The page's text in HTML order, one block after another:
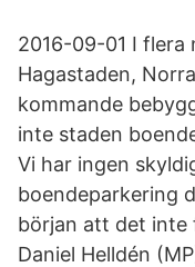
2016-09-01 I flera
Hagastaden,
kommande
inte staden
Vi har ingen
boendeparkering
början att det inte
Daniel Helldén